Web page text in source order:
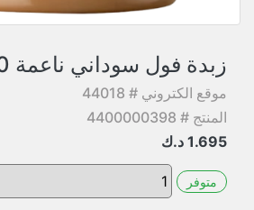
زبدة فول سوداني ناعمة 510جم
موقع الكتروني # 44018
المنتج # 4400000398
1.695 د.ك
متوفر